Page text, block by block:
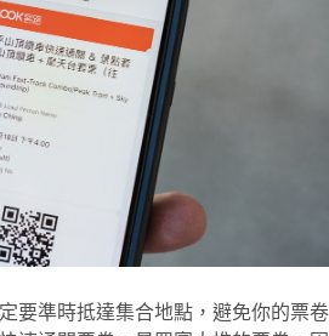
要準時抵達集合地點，避免你的票卷